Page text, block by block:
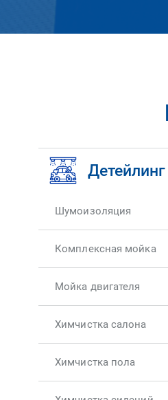
Детейлинг
Шумоизоляция
Комплексная мойка
Мойка двигателя
Химчистка салона
Химчистка пола